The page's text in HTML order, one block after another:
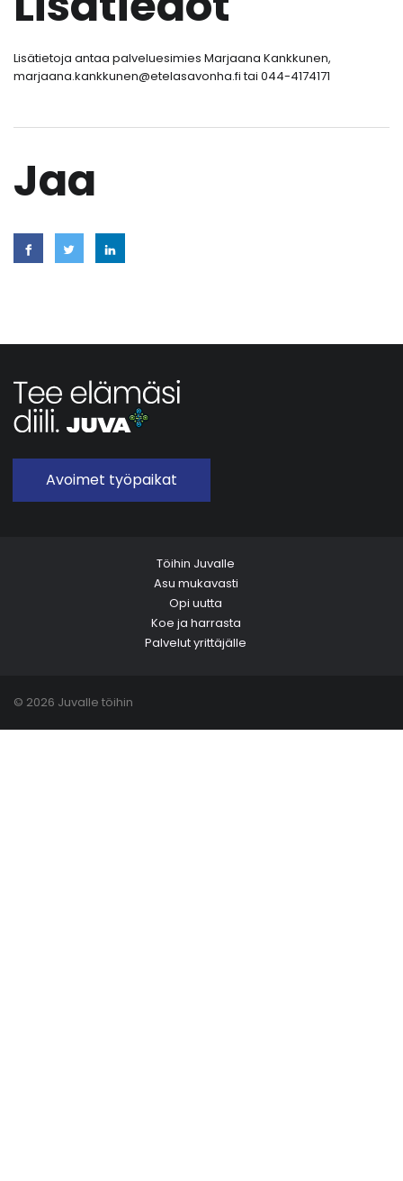
Lisätietoja antaa palveluesimies Marjaana Kankkunen,
marjaana.kankkunen@etelasavonha.fi tai 044-4174171
Jaa
Avoimet työpaikat
Töihin Juvalle
Asu mukavasti
Opi uutta
Koe ja harrasta
Palvelut yrittäjälle
© 2026 Juvalle töihin